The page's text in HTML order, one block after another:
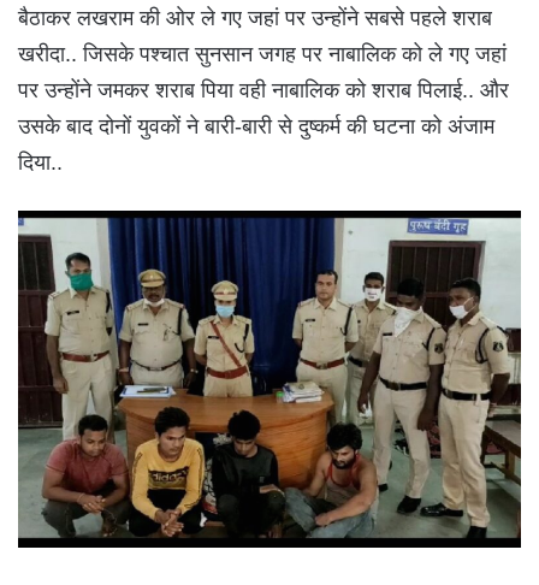
बैठाकर लखराम की ओर ले गए जहां पर उन्होंने सबसे पहले शराब
खरीदा.. जिसके पश्चात सुनसान जगह पर नाबालिक को ले गए जहां
पर उन्होंने जमकर शराब पिया वही नाबालिक को शराब पिलाई.. और
उसके बाद दोनों युवकों ने बारी-बारी से दुष्कर्म की घटना को अंजाम
दिया..